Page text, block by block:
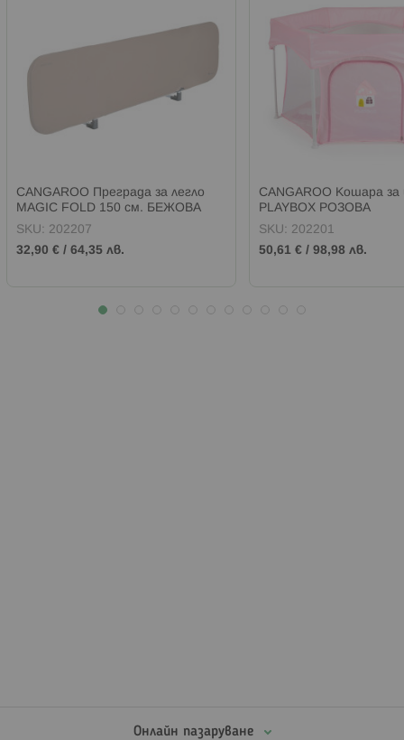
CANGAROO Преграда за легло
MAGIC FOLD 150 см. БЕЖОВА
SKU: 202207
32,90 € / 64,35 лв.
CANGAROO Кошара за
PLAYBOX РОЗОВА
SKU: 202201
50,61 € / 98,98 лв.
Онлайн пазаруване